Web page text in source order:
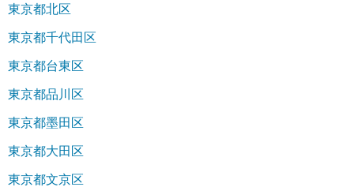
東京都北区
東京都千代田区
東京都台東区
東京都品川区
東京都墨田区
東京都大田区
東京都文京区